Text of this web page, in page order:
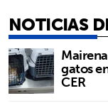
NOTICIAS
gatos
CER